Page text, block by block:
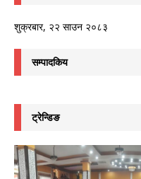
शुक्रबार, २२ साउन २०८३
सम्पादकिय
ट्रेन्डिङ